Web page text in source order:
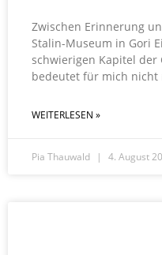
Zwischen Erinnerung
Stalin-Museum in Gori
schwierigen Kapitel der
bedeutet für mich nicht
WEITERLESEN »
Pia Thauwald 4. August